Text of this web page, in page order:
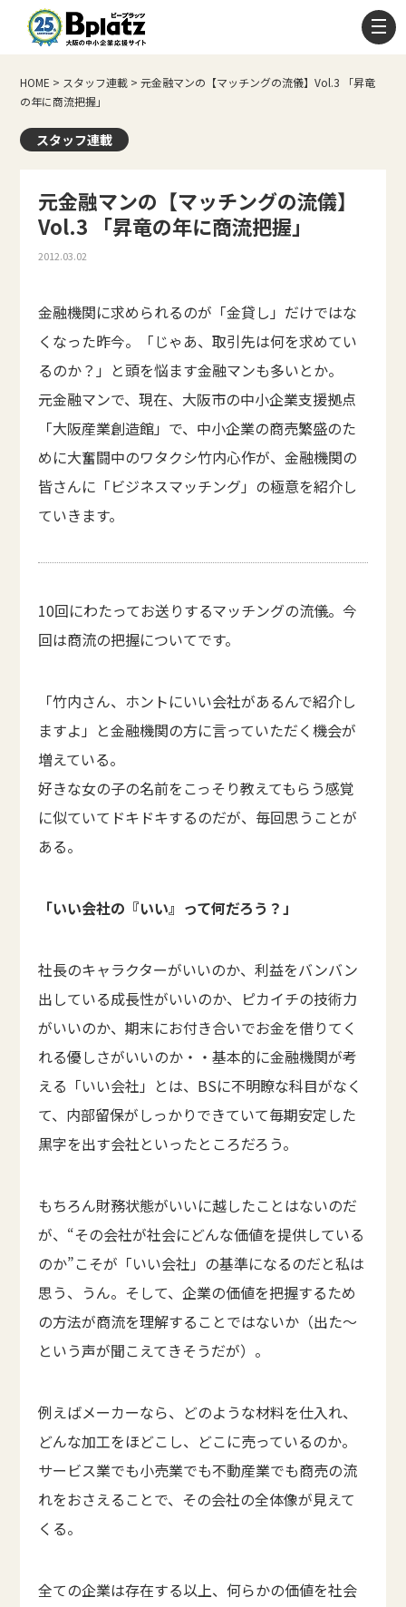
HOME > スタッフ連載 >元金融マンの【マッチングの流儀】Vol.3 「昇竜
の年に商流把握」
スタッフ連載
元金融マンの【マッチングの流儀】
Vol.3 「昇竜の年に商流把握」
2012.03.02
金融機関に求められるのが「金貸し」だけではな
くなった昨今。「じゃあ、取引先は何を求めてい
るのか？」と頭を悩ます金融マンも多いとか。
元金融マンで、現在、大阪市の中小企業支援拠点
「大阪産業創造館」で、中小企業の商売繁盛のた
めに大奮闘中のワタクシ竹内心作が、金融機関の
皆さんに「ビジネスマッチング」の極意を紹介し
ていきます。
10回にわたってお送りするマッチングの流儀。今
回は商流の把握についてです。
「竹内さん、ホントにいい会社があるんで紹介し
ますよ」と金融機関の方に言っていただく機会が
増えている。
好きな女の子の名前をこっそり教えてもらう感覚
に似ていてドキドキするのだが、毎回思うことが
ある。
「いい会社の『いい』って何だろう？」
社長のキャラクターがいいのか、利益をバンバン
出している成長性がいいのか、ピカイチの技術力
がいいのか、期末にお付き合いでお金を借りてく
れる優しさがいいのか・・基本的に金融機関が考
える「いい会社」とは、BSに不明瞭な科目がなく
て、内部留保がしっかりできていて毎期安定した
黒字を出す会社といったところだろう。
もちろん財務状態がいいに越したことはないのだ
が、“その会社が社会にどんな価値を提供している
のか”こそが「いい会社」の基準になるのだと私は
思う、うん。そして、企業の価値を把握するため
の方法が商流を理解することではないか（出た～
という声が聞こえてきそうだが）。
例えばメーカーなら、どのような材料を仕入れ、
どんな加工をほどこし、どこに売っているのか。
サービス業でも小売業でも不動産業でも商売の流
れをおさえることで、その会社の全体像が見えて
くる。
全ての企業は存在する以上、何らかの価値を社会